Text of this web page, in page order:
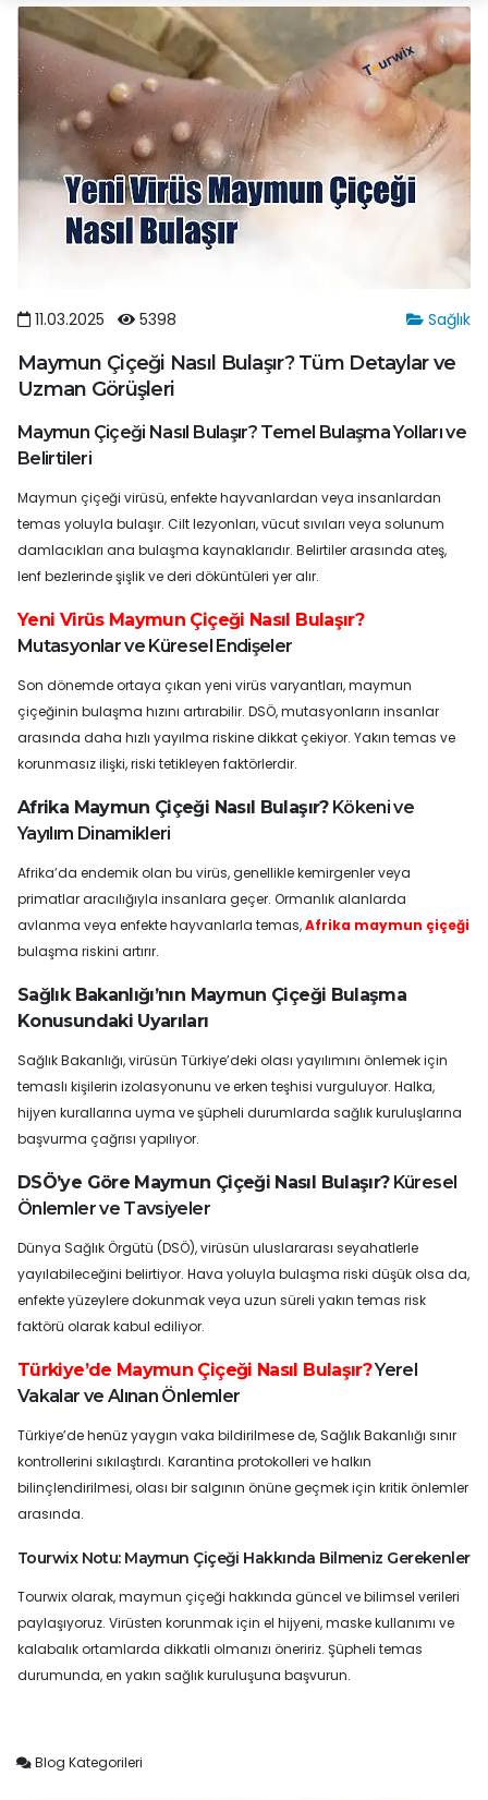
Sağlık
11.03.2025 5398
Maymun Çiçeği Nasıl Bulaşır? Tüm Detaylar ve
Uzman Görüşleri
Maymun Çiçeği Nasıl Bulaşır? Temel Bulaşma Yolları ve
Belirtileri
Maymun çiçeği virüsü, enfekte hayvanlardan veya insanlardan
temas yoluyla bulaşır. Cilt lezyonları, vücut sıvıları veya solunum
damlacıkları ana bulaşma kaynaklarıdır. Belirtiler arasında ateş,
lenf bezlerinde şişlik ve deri döküntüleri yer alır.
Yeni Virüs Maymun Çiçeği Nasıl Bulaşır?
Mutasyonlar ve Küresel Endişeler
Son dönemde ortaya çıkan yeni virüs varyantları, maymun
çiçeğinin bulaşma hızını artırabilir. DSÖ, mutasyonların insanlar
arasında daha hızlı yayılma riskine dikkat çekiyor. Yakın temas ve
korunmasız ilişki, riski tetikleyen faktörlerdir.
Afrika Maymun Çiçeği Nasıl Bulaşır?Kökeni ve
Yayılım Dinamikleri
Afrika’da endemik olan bu virüs, genellikle kemirgenler veya
primatlar aracılığıyla insanlara geçer. Ormanlık alanlarda
avlanma veya enfekte hayvanlarla temas,Afrika maymun çiçeği
bulaşma riskini artırır.
Sağlık Bakanlığı’nın Maymun Çiçeği Bulaşma
Konusundaki Uyarıları
Sağlık Bakanlığı, virüsün Türkiye’deki olası yayılımını önlemek için
temaslı kişilerin izolasyonunu ve erken teşhisi vurguluyor. Halka,
hijyen kurallarına uyma ve şüpheli durumlarda sağlık kuruluşlarına
başvurma çağrısı yapılıyor.
DSÖ’ye Göre Maymun Çiçeği Nasıl Bulaşır?Küresel
Önlemler ve Tavsiyeler
Dünya Sağlık Örgütü (DSÖ), virüsün uluslararası seyahatlerle
yayılabileceğini belirtiyor. Hava yoluyla bulaşma riski düşük olsa da,
enfekte yüzeylere dokunmak veya uzun süreli yakın temas risk
faktörü olarak kabul ediliyor.
Türkiye’de Maymun Çiçeği Nasıl Bulaşır?Yerel
Vakalar ve Alınan Önlemler
Türkiye’de henüz yaygın vaka bildirilmese de, Sağlık Bakanlığı sınır
kontrollerini sıkılaştırdı. Karantina protokolleri ve halkın
bilinçlendirilmesi, olası bir salgının önüne geçmek için kritik önlemler
arasında.
Tourwix Notu: Maymun Çiçeği Hakkında Bilmeniz Gerekenler
Tourwix olarak, maymun çiçeği hakkında güncel ve bilimsel verileri
paylaşıyoruz. Virüsten korunmak için el hijyeni, maske kullanımı ve
kalabalık ortamlarda dikkatli olmanızı öneririz. Şüpheli temas
durumunda, en yakın sağlık kuruluşuna başvurun.
Blog Kategorileri